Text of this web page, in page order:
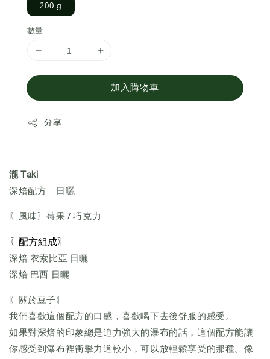
200 g
數量
加入購物車
分享
瀧 Taki
深焙配方｜日曬
〖風味〗莓果 / 巧克力
〖配方組成〗
深焙 衣索比亞 日曬
深焙 巴西 日曬
〖關於豆子〗
我們喜歡這個配方的口感，喜歡喝下去後舒服的感受。
如果對深焙的印象總是迫力強大的瀑布的話，這個配方能讓
你感受到瀑布裡衝擊力道較小，可以放輕鬆享受的那種。像